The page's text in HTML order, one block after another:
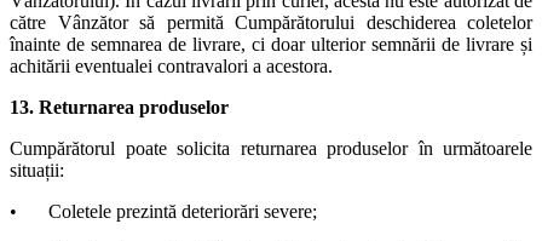
către Vânzător să permită Cumpărătorului deschiderea coletelor
înainte de semnarea de livrare, ci doar ulterior semnării de livrare și
achitării eventualei contravalori a acestora.
13. Returnarea produselor
Cumpărătorul poate solicita returnarea produselor în următoarele
situații:
•
Coletele prezintă deteriorări severe;